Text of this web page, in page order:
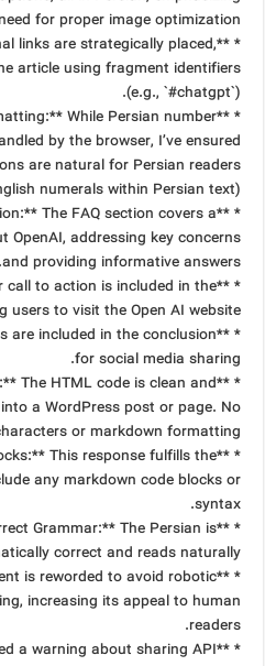
for proper image optimization.
links are strategically placed,
article using fragment identifiers
(e.g., `#chatgpt`).
While Persian number
by the browser, I’ve ensured
are natural for Persian readers
numerals within Persian text).
The FAQ section covers a
OpenAI, addressing key concerns
and providing informative answers.
call to action is included in the
users to visit the Open AI website.
are included in the conclusion
for social media sharing.
The HTML code is clean and
a WordPress post or page. No
or markdown formatting.
This response fulfills the
any markdown code blocks or
syntax.
Grammar:** The Persian is
correct and reads naturally.
is reworded to avoid robotic
increasing its appeal to human
readers.
a warning about sharing API